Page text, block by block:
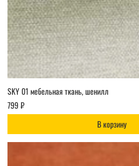
SKY 01 мебельная ткань, шенилл
799 ₽
В корзину